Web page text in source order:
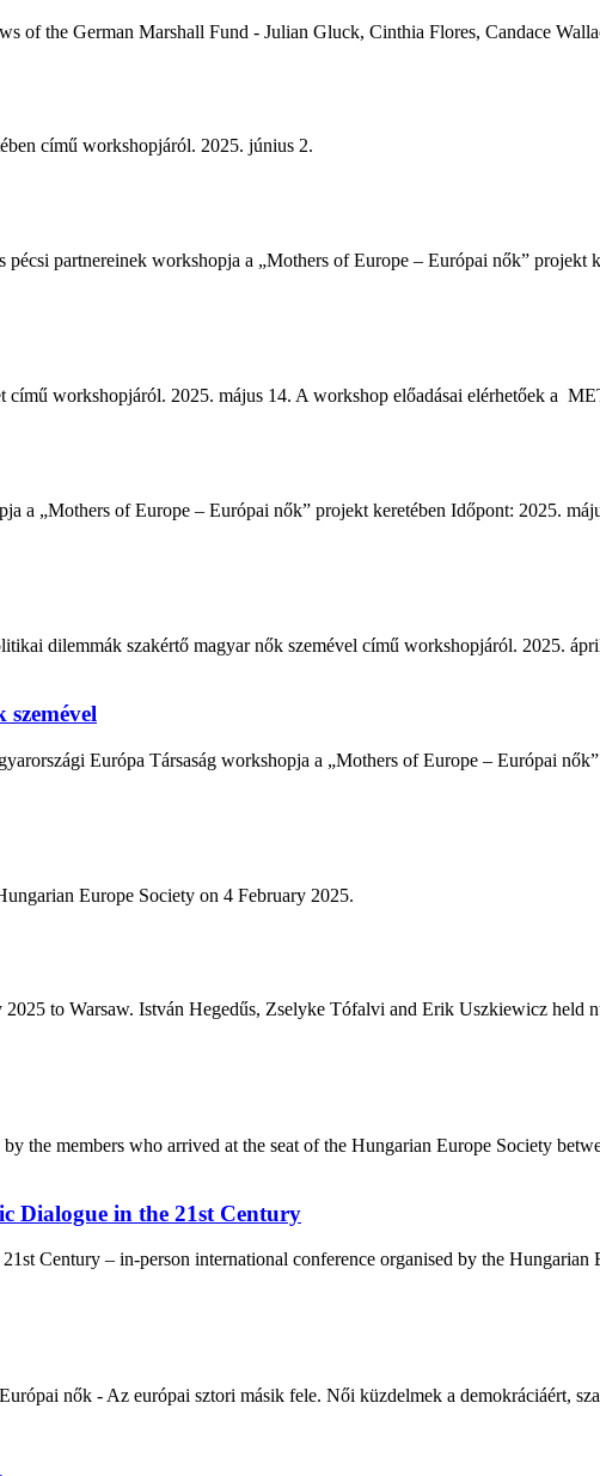
of the German Marshall Fund - Julian Gluck, Cinthia Flores, Candace
című workshopjáról. 2025. június 2.
partnereinek workshopja a „Mothers of Europe – Európai nők” projekt
workshopjáról. 2025. május 14. A workshop előadásai elérhetőek a
„Mothers of Europe – Európai nők” projekt keretében Időpont: 2025.
dilemmák szakértő magyar nők szemével című workshopjáról. 2025.
Európa Társaság workshopja a „Mothers of Europe – Európai
Europe Society on 4 February 2025.
to Warsaw. István Hegedűs, Zselyke Tófalvi and Erik Uszkiewicz held
the members who arrived at the seat of the Hungarian Europe Society
Dialogue in the 21st Century
Century – in-person international conference organised by the
nők - Az európai sztori másik fele. Női küzdelmek a demokráciáért,